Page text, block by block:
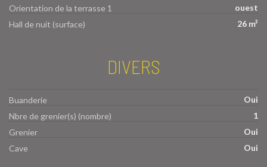
Orientation de la terrasse 1
ouest
Hall de nuit (surface)
26 m²
DIVERS
Buanderie
Oui
Nbre de grenier(s) (nombre)
1
Grenier
Oui
Cave
Oui